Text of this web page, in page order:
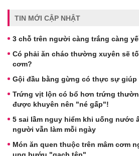
TIN MỚI CẬP NHẬT
3 chỗ trên người càng trắng càng
Có phải ăn cháo thường xuyên sẽ
cơm?
Gội đầu bằng gừng có thực sự giúp
Trứng vịt lộn có bổ hơn trứng
được khuyên nên "né gấp"!
5 sai lầm nguy hiểm khi uống nước
người vẫn làm mỗi ngày
Món ăn quen thuộc trên mâm cơm